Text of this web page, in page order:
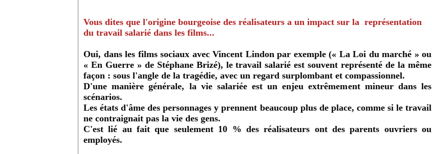
Vous dites que l'origine bourgeoise des réalisateurs a un impact sur la représentation
du travail salarié dans les films...
Oui, dans les films sociaux avec Vincent Lindon par exemple (« La Loi du marché » ou
« En Guerre » de Stéphane Brizé), le travail salarié est souvent représenté de la même
façon : sous l'angle de la tragédie, avec un regard surplombant et compassionnel.
D'une manière générale, la vie salariée est un enjeu extrêmement mineur dans les
scénarios.
Les états d'âme des personnages y prennent beaucoup plus de place, comme si le travail
ne contraignait pas la vie des gens.
C'est lié au fait que seulement 10 % des réalisateurs ont des parents ouvriers ou
employés.